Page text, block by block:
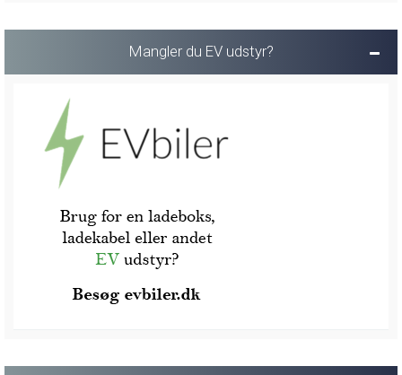
Mangler du EV udstyr?